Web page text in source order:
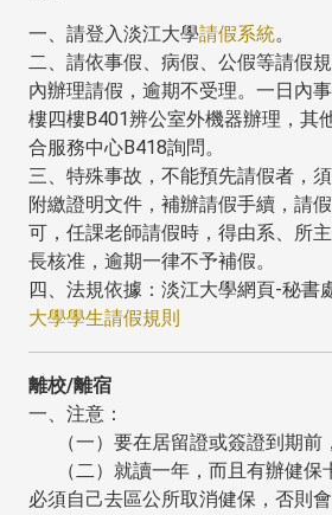
一、請登入淡江大學請假系統。
二、請依事假、病假、公假等請假
內辦理請假，逾期不受理。一日內
樓四樓B401辨公室外機器辦理，其
合服務中心B418詢問。
三、特殊事故，不能預先請假者，
附繳證明文件，補辦請假手續，請
可，任課老師請假時，得由系、所
長核准，逾期一律不予補假。
四、法規依據：淡江大學網頁-秘書
大學學生請假規則
離校/離宿
一、注意：
（一）要在居留證或簽證到期前
（二）就讀一年，而且有辦健保
必須自己去區公所取消健保，否則會